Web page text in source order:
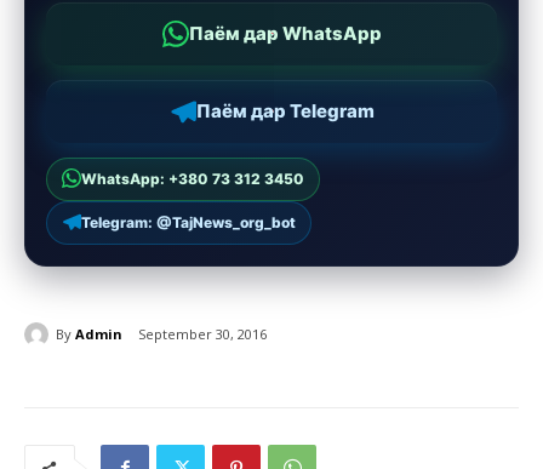
Паём дар WhatsApp
Паём дар Telegram
WhatsApp: +380 73 312 3450
Telegram: @TajNews_org_bot
By Admin September 30, 2016